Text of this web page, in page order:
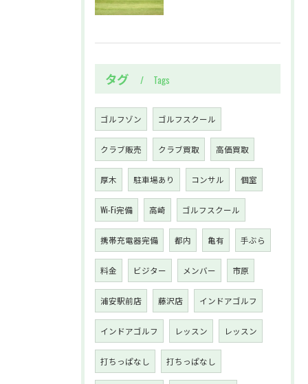
タグ Tags
ゴルフゾン ゴルフスクール
クラブ販売 クラブ買取 高価買取
厚木 駐車場あり コンサル 個室
Wi-Fi完備 高崎 ゴルフスクール
携帯充電器完備 都内 亀有 手ぶら
料金 ビジター メンバー 市原
浦安駅前店 藤沢店 インドアゴルフ
インドアゴルフ レッスン レッスン
打ちっぱなし 打ちっぱなし